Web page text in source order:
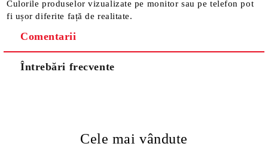
Culorile produselor vizualizate pe monitor sau pe telefon pot
fi ușor diferite față de realitate.
Comentarii
Întrebări frecvente
Cele mai vândute